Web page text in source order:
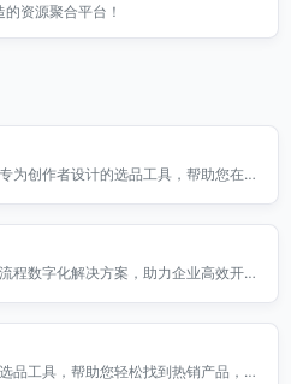
资源聚合平台！
为创作者设计的选品工具，帮助您在京
题的商品，提升您的内容质量与吸引
，开启您的创作之旅，找到最适合的产
程数字化解决方案，助力企业高效开展
品工具，帮助您轻松找到热销产品，提